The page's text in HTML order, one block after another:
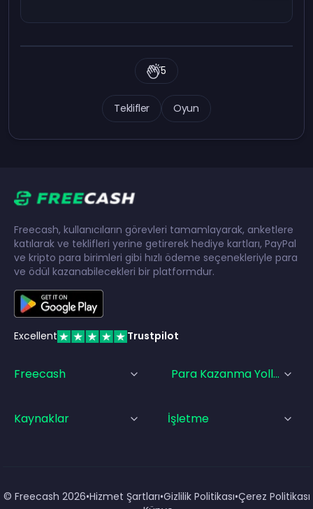
Teklifler Oyun
5
Freecash, kullanıcıların görevleri tamamlayarak, anketlere
katılarak ve teklifleri yerine getirerek hediye kartları, PayPal
ve kripto para birimleri gibi hızlı ödeme seçenekleriyle para
ve ödül kazanabilecekleri bir platformdur.
Excellent Trustpilot
Freecash Para Kazanma Yolları
Kaynaklar İşletme
© Freecash 2026•Hizmet Şartları•Gizlilik Politikası•Çerez Politikası